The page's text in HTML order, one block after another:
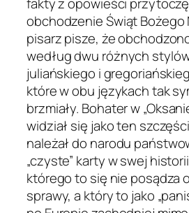
obchodzenie Świąt Bożego
pisarz pisze, że
według dwu różnych
juliańskiego i
które w obu językach tak
brzmiały. Bohater w
widział się jako ten
należał do narodu
„czyste” karty w swej
którego to się nie posądza
sprawy, a który to jako